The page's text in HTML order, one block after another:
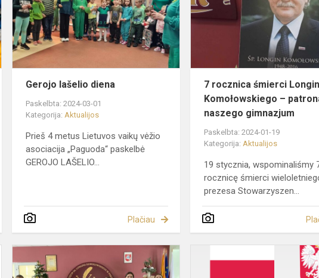
diena
Gerojo lašelio diena
Paskelbta: 2024-03-01
Kategorija:Aktualijos
Prieš 4 metus Lietuvos vaikų vėžio
asociacija „Paguoda“ paskelbė
GEROJO LAŠELIO...
Plačiau
7 rocznica śmierci
Komołowskiego –
naszego gimnazjum
Paskelbta: 2024-01-19
Kategorija:Aktualijos
19 stycznia, wspominaliśmy
rocznicę śmierci
prezesa Stowarzyszen...
Świąteczne